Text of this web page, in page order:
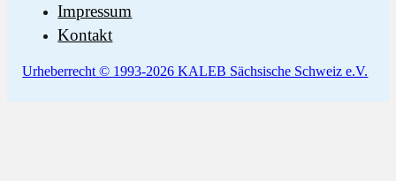
Impressum
Kontakt
Urheberrecht © 1993-2026 KALEB Sächsische Schweiz e.V.